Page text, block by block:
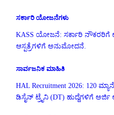
ಸರ್ಕಾರಿ ಯೋಜನೆಗಳು
KASS ಯೋಜನೆ: ಸರ್ಕಾರಿ ನೌಕರರಿಗೆ
ಆಸ್ಪತ್ರೆಗಳಿಗೆ ಅನುಮೋದನೆ.
ಸಾರ್ವಜನಿಕ ಮಾಹಿತಿ
HAL Recruitment 2026: 120
ಡಿಸೈನ್ ಟ್ರೈನಿ (DT) ಹುದ್ದೆಗಳಿಗೆ ಅರ್ಜಿ